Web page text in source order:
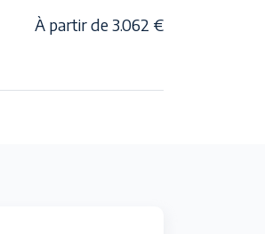
À partir de 3.062 €